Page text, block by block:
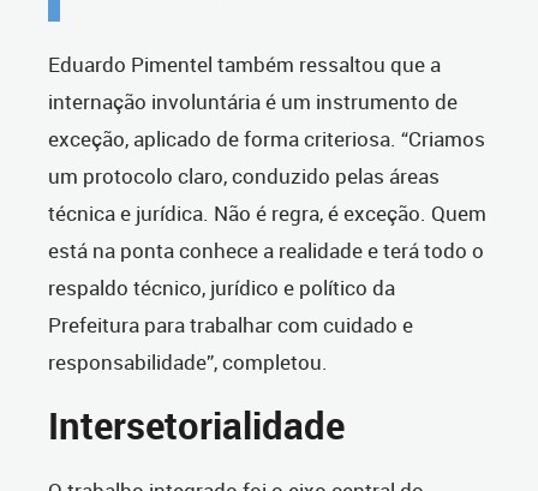
Eduardo Pimentel também ressaltou que a
internação involuntária é um instrumento de
exceção, aplicado de forma criteriosa. “Criamos
um protocolo claro, conduzido pelas áreas
técnica e jurídica. Não é regra, é exceção. Quem
está na ponta conhece a realidade e terá todo o
respaldo técnico, jurídico e político da
Prefeitura para trabalhar com cuidado e
responsabilidade”, completou.
Intersetorialidade